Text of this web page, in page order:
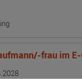
frau im